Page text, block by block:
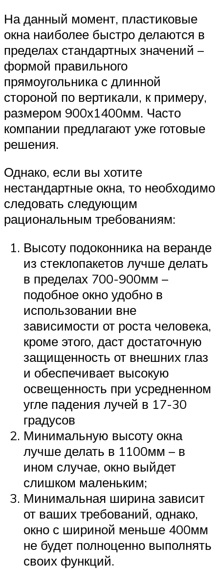
На данный момент, пластиковые
окна наиболее быстро делаются в
пределах стандартных значений –
формой правильного
прямоугольника с длинной
стороной по вертикали, к примеру,
размером 900х1400мм. Часто
компании предлагают уже готовые
решения.
Однако, если вы хотите
нестандартные окна, то необходимо
следовать следующим
рациональным требованиям:
Высоту подоконника на веранде
из стеклопакетов лучше делать
в пределах 700-900мм –
подобное окно удобно в
использовании вне
зависимости от роста человека,
кроме этого, даст достаточную
защищенность от внешних глаз
и обеспечивает высокую
освещенность при усредненном
угле падения лучей в 17-30
градусов
Минимальную высоту окна
лучше делать в 1100мм – в
ином случае, окно выйдет
слишком маленьким;
Минимальная ширина зависит
от ваших требований, однако,
окно с шириной меньше 400мм
не будет полноценно выполнять
своих функций.